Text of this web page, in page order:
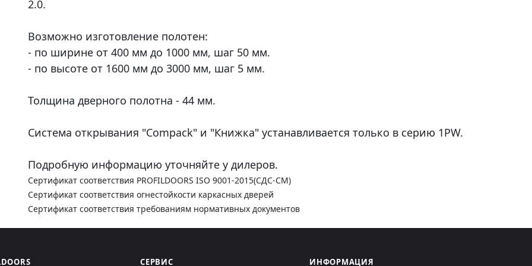
2.0.
Возможно изготовление полотен:
- по ширине от 400 мм до 1000 мм, шаг 50 мм.
- по высоте от 1600 мм до 3000 мм, шаг 5 мм.
Толщина дверного полотна - 44 мм.
Система открывания "Compack" и "Книжка" устанавливается только в серию 1PW.
Подробную информацию уточняйте у дилеров.
Сертификат соответствия PROFILDOORS ISO 9001-2015(СДС-СМ)
Сертификат соответствия огнестойкости каркасных дверей
Сертификат соответствия требованиям нормативных документов
СЕРВИС ИНФОРМАЦИЯ